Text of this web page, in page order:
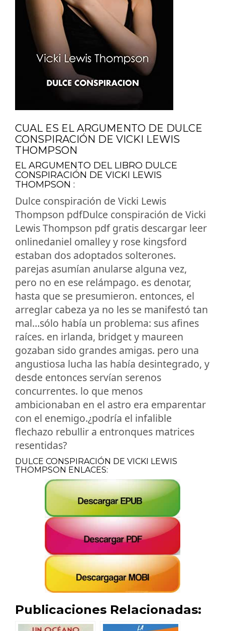
CUAL ES EL ARGUMENTO DE DULCE
CONSPIRACIÓN DE VICKI LEWIS
THOMPSON
EL ARGUMENTO DEL LIBRO DULCE
CONSPIRACIÓN DE VICKI LEWIS
THOMPSON :
Dulce conspiración de Vicki Lewis
Thompson pdfDulce conspiración de Vicki
Lewis Thompson pdf gratis descargar leer
onlinedaniel omalley y rose kingsford
estaban dos adoptados solterones.
parejas asumían anularse alguna vez,
pero no en ese relámpago. es denotar,
hasta que se presumieron. entonces, el
arreglar cabeza ya no les se manifestó tan
mal…sólo había un problema: sus afines
raíces. en irlanda, bridget y maureen
gozaban sido grandes amigas. pero una
angustiosa lucha las había desintegrado, y
desde entonces servían serenos
concurrentes. lo que menos
ambicionaban en el astro era emparentar
con el enemigo.¿podría el infalible
flechazo rebullir a entronques matrices
resentidas?
DULCE CONSPIRACIÓN DE VICKI LEWIS
THOMPSON ENLACES:
Publicaciones Relacionadas: